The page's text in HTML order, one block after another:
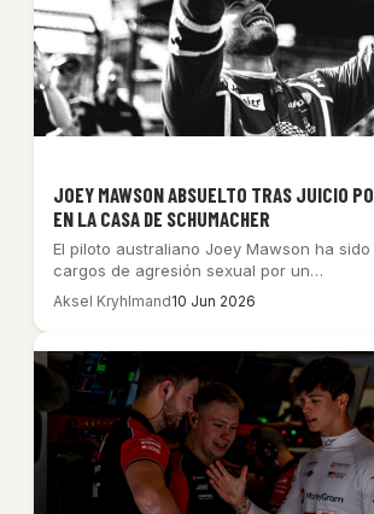
JOEY MAWSON ABSUELTO TRAS JUICIO
EN LA CASA DE SCHUMACHER
El piloto australiano Joey Mawson ha
cargos de agresión sexual por un…
Aksel Kryhlmand10 Jun 2026